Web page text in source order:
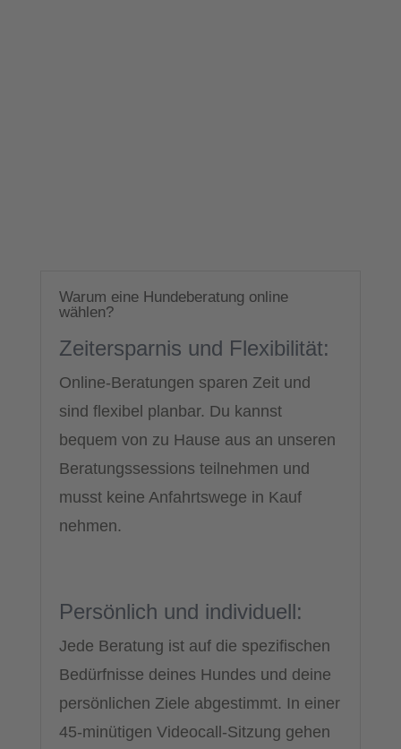
Warum eine Hundeberatung online
wählen?
Zeitersparnis und Flexibilität:
Online-Beratungen sparen Zeit und
sind flexibel planbar. Du kannst
bequem von zu Hause aus an unseren
Beratungssessions teilnehmen und
musst keine Anfahrtswege in Kauf
nehmen.
Persönlich und individuell:
Jede Beratung ist auf die spezifischen
Bedürfnisse deines Hundes und deine
persönlichen Ziele abgestimmt. In einer
45-minütigen Videocall-Sitzung gehen